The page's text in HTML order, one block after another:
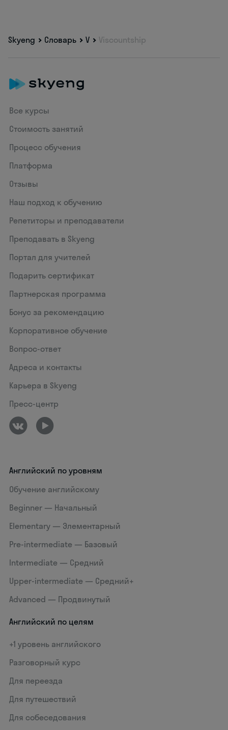
Skyeng Словарь V Viscountship
Все курсы
Стоимость занятий
Процесс обучения
Платформа
Отзывы
Наш подход к обучению
Репетиторы и преподаватели
Преподавать в Skyeng
Портал для учителей
Подарить сертификат
Партнерская программа
Бонус за рекомендацию
Корпоративное обучение
Вопрос-ответ
Адреса и контакты
Карьера в Skyeng
Пресс-центр
Английский по уровням
Обучение английскому
Beginner — Начальный
Elementary — Элементарный
Pre-intermediate — Базовый
Intermediate — Средний
Upper-intermediate — Средний+
Advanced — Продвинутый
Английский по целям
+1 уровень английского
Разговорный курс
Для переезда
Для путешествий
Для собеседования